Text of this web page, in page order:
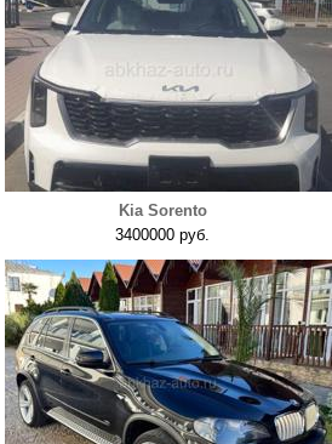
Kia Sorento
3400000 руб.